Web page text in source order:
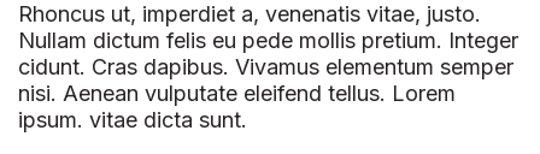
Rhoncus ut, imperdiet a, venenatis vitae, justo.
Nullam dictum felis eu pede mollis pretium. Integer
cidunt. Cras dapibus. Vivamus elementum semper
nisi. Aenean vulputate eleifend tellus. Lorem
ipsum. vitae dicta sunt.